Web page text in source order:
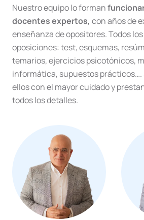
Nuestro equipo lo forman
docentes expertos, con años de
enseñanza de opositores. Todos
oposiciones: test, esquemas,
temarios, ejercicios psicotónicos,
informática, supuestos prácticos….
ellos con el mayor cuidado y
todos los detalles.